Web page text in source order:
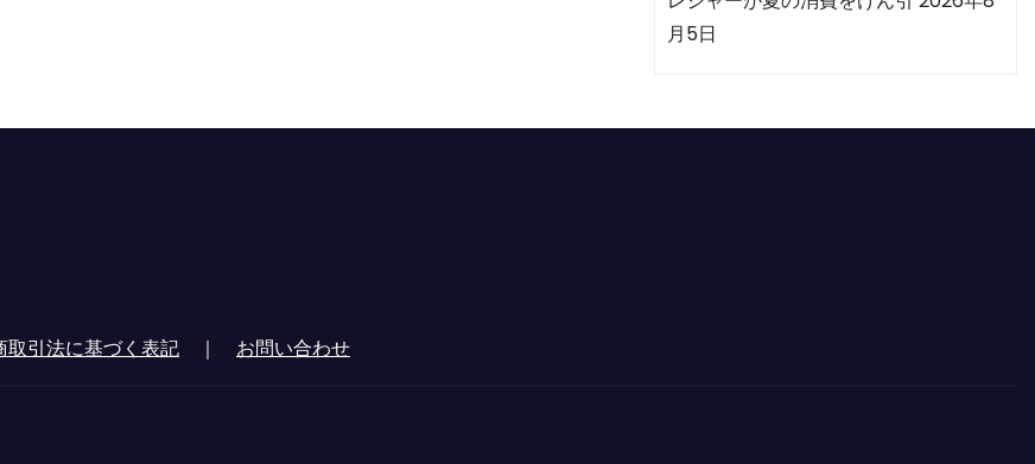
月5日
取引法に基づく表記 ｜ お問い合わせ